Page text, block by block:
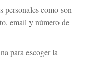
personales como son
email y número de
para escoger la